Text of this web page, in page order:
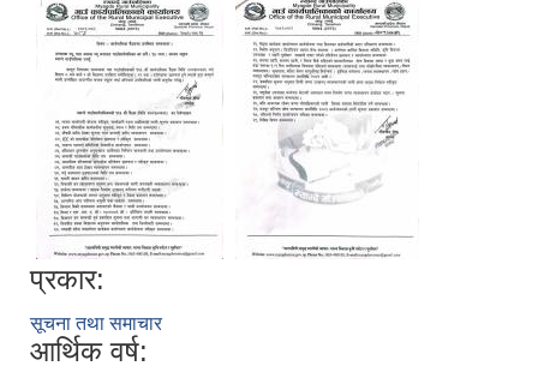
प्रकार:
सूचना तथा समाचार
आर्थिक वर्ष: